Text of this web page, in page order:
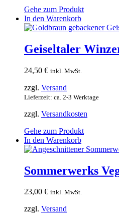
Gehe zum Produkt
In den Warenkorb
Geiseltaler
24,50 € inkl. MwSt.
zzgl. Versand
Lieferzeit: ca. 2-3 Werktage
zzgl. Versandkosten
Gehe zum Produkt
In den Warenkorb
Sommerwerks
23,00 € inkl. MwSt.
zzgl. Versand